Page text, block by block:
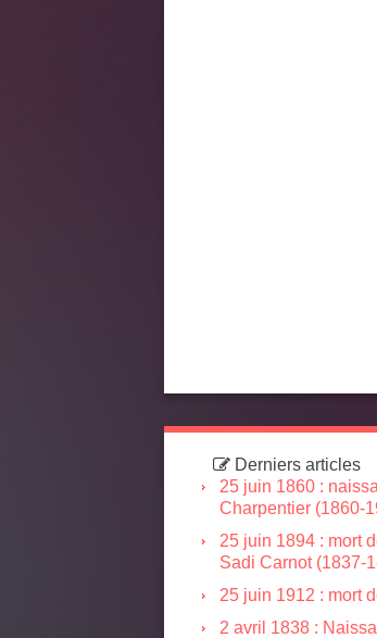
Derniers articles
25 juin 1860 :
Charpentier (1860-
25 juin 1894 : mort
Sadi Carnot (1837-
25 juin 1912 : mort
2 avril 1838 :